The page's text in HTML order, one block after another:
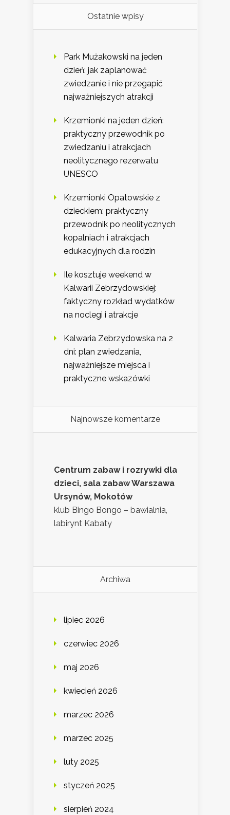
Ostatnie wpisy
Park Mużakowski na jeden
dzień: jak zaplanować
zwiedzanie i nie przegapić
najważniejszych atrakcji
Krzemionki na jeden dzień:
praktyczny przewodnik po
zwiedzaniu i atrakcjach
neolitycznego rezerwatu
UNESCO
Krzemionki Opatowskie z
dzieckiem: praktyczny
przewodnik po neolitycznych
kopalniach i atrakcjach
edukacyjnych dla rodzin
Ile kosztuje weekend w
Kalwarii Zebrzydowskiej:
faktyczny rozkład wydatków
na noclegi i atrakcje
Kalwaria Zebrzydowska na 2
dni: plan zwiedzania,
najważniejsze miejsca i
praktyczne wskazówki
Najnowsze komentarze
Centrum zabaw i rozrywki dla
dzieci, sala zabaw Warszawa
Ursynów, Mokotów
klub Bingo Bongo – bawialnia,
labirynt Kabaty
Archiwa
lipiec 2026
czerwiec 2026
maj 2026
kwiecień 2026
marzec 2026
marzec 2025
luty 2025
styczeń 2025
sierpień 2024